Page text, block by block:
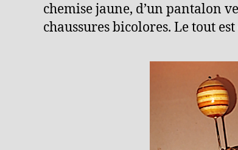
chemise jaune, d’un pantalon
chaussures bicolores. Le tout